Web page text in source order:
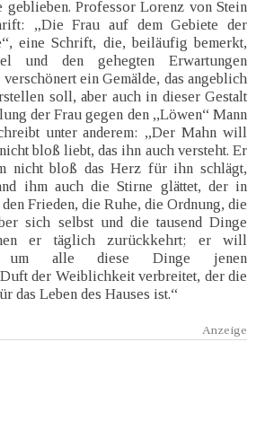
geblieben. Professor Lorenz von Stein
„Die Frau auf dem Gebiete der
eine Schrift, die, beiläufig bemerkt,
und den gehegten Erwartungen
ein Gemälde, das angeblich
soll, aber auch in dieser Gestalt
der Frau gegen den ,,Löwen“ Mann
unter anderem: „Der Mahn will
bloß liebt, das ihn auch versteht. Er
nicht bloß das Herz für ihn schlägt,
ihm auch die Stirne glättet, der in
Frieden, die Ruhe, die Ordnung, die
sich selbst und die tausend Dinge
er täglich zurückkehrt; er will
um alle diese Dinge jenen
der Weiblichkeit verbreitet, der die
das Leben des Hauses ist.“